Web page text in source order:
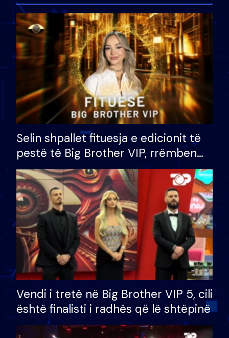
Selin shpallet fituesja e edicionit të
pestë të Big Brother VIP, rrëmben
çmimin e madh prej 100 mijë eurosh
Vendi i tretë në Big Brother VIP 5, cili
është finalisti i radhës që lë shtëpinë